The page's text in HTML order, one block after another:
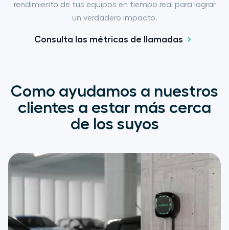
rendimiento de tus equipos en tiempo real para lograr
un verdadero impacto.
Consulta las métricas de llamadas
Como ayudamos a nuestros
clientes a estar más cerca
de los suyos